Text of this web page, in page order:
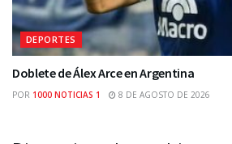
DEPORTES
Doblete de Álex Arce en Argentina
POR 1000 NOTICIAS 1 8 DE AGOSTO DE 2026